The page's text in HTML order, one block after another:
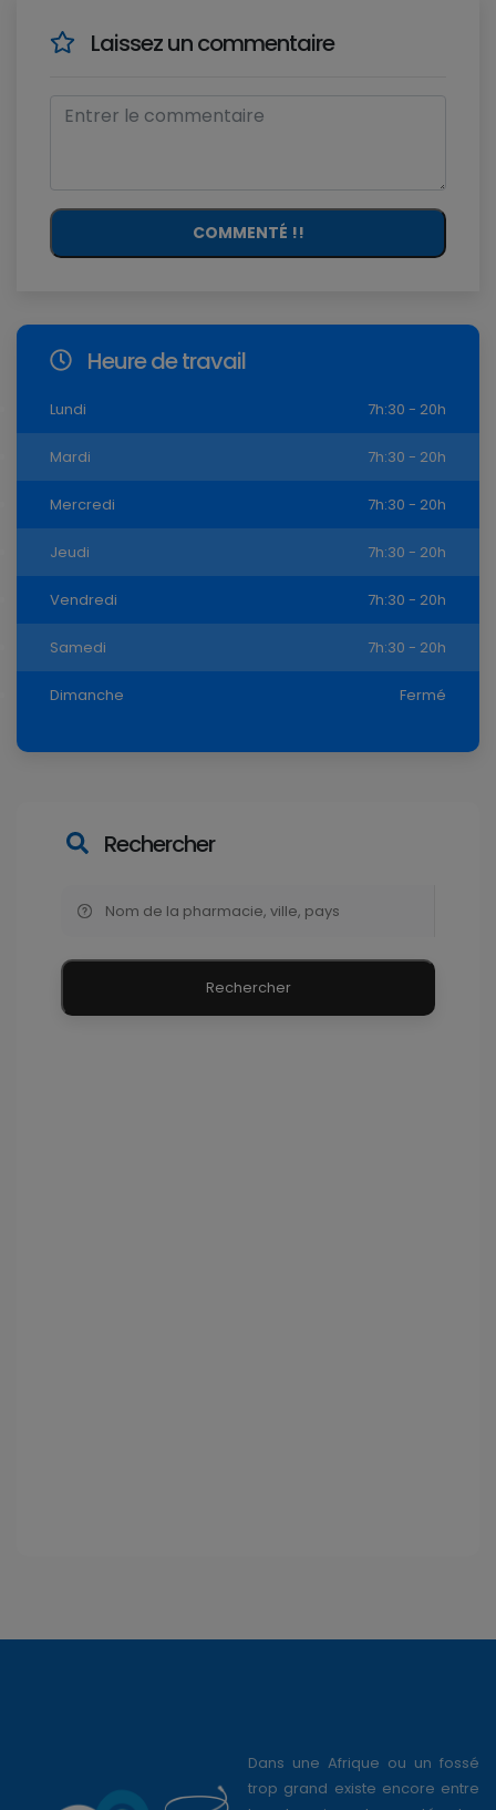
Laissez un commentaire
COMMENTÉ !!
Heure de travail
Lundi 7h:30 - 20h
Mardi 7h:30 - 20h
Mercredi 7h:30 - 20h
Jeudi 7h:30 - 20h
Vendredi 7h:30 - 20h
Samedi 7h:30 - 20h
Dimanche Fermé
Rechercher
Rechercher
Dans une Afrique ou un fossé
trop grand existe encore entre